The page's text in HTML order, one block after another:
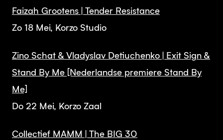
Faizah Grootens | Tender Resistance
Zo 18 Mei, Korzo Studio
Zino Schat & Vladyslav Detiuchenko | Exit Sign &
Stand By Me [Nederlandse premiere Stand By
Me]
Do 22 Mei, Korzo Zaal
Collectief MAMM | The BIG 30